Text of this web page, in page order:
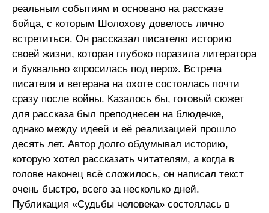
реальным событиям и основано на рассказе
бойца, с которым Шолохову довелось лично
встретиться. Он рассказал писателю историю
своей жизни, которая глубоко поразила литератора
и буквально «просилась под перо». Встреча
писателя и ветерана на охоте состоялась почти
сразу после войны. Казалось бы, готовый сюжет
для рассказа был преподнесен на блюдечке,
однако между идеей и её реализацией прошло
десять лет. Автор долго обдумывал историю,
которую хотел рассказать читателям, а когда в
голове наконец всё сложилось, он написал текст
очень быстро, всего за несколько дней.
Публикация «Судьбы человека» состоялась в